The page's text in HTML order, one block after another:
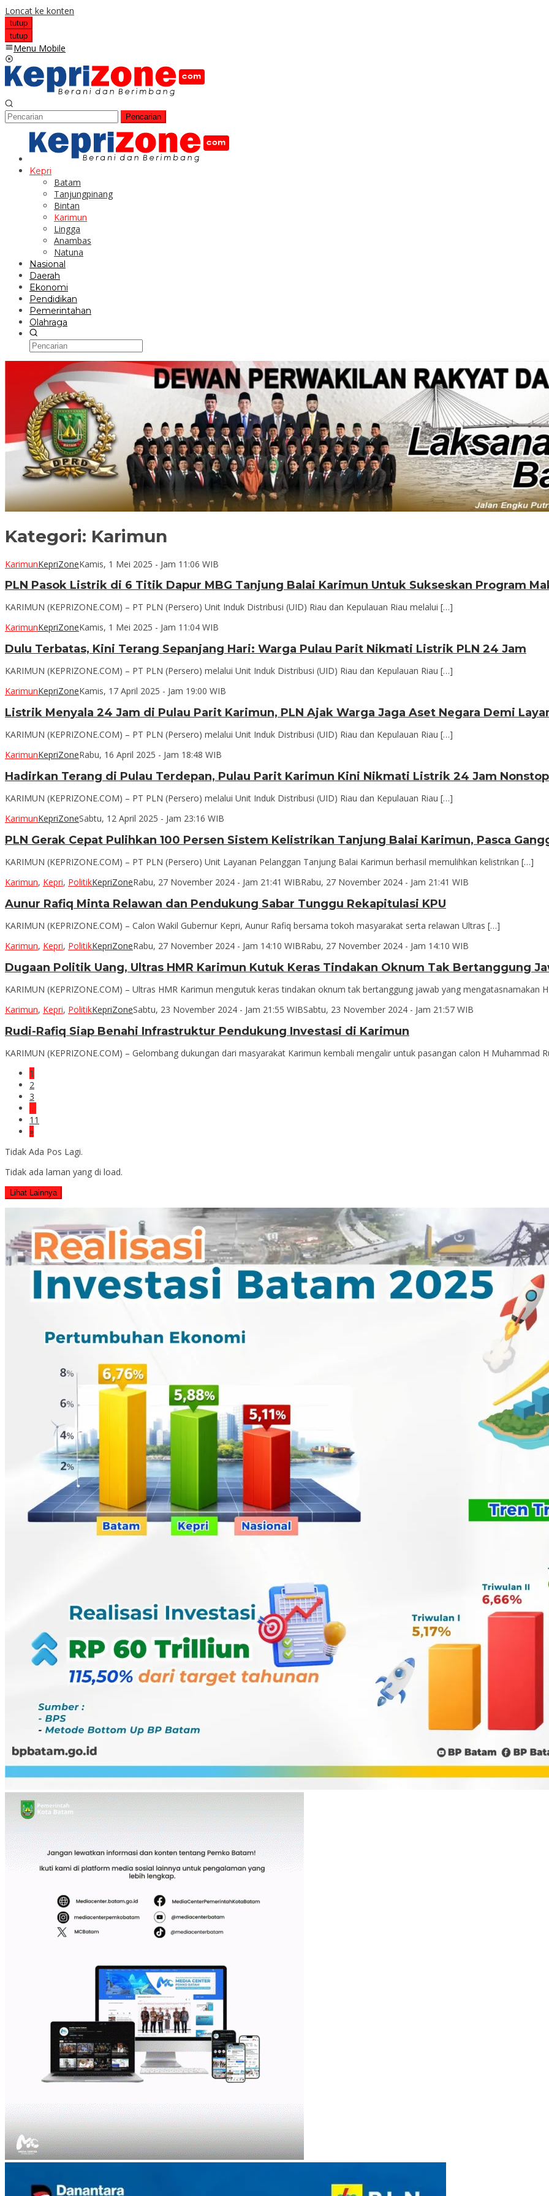
Loncat ke konten
tutup
tutup
Menu Mobile
Pencarian
Kepri
Batam
Tanjungpinang
Bintan
Karimun
Lingga
Anambas
Natuna
Nasional
Daerah
Ekonomi
Pendidikan
Pemerintahan
Olahraga
Kategori: Karimun
KarimunKepriZoneKamis, 1 Mei 2025 - Jam 11:06 WIB
PLN Pasok Listrik di 6 Titik Dapur MBG Tanjung Balai Karimun Untuk Sukseskan Program
KARIMUN (KEPRIZONE.COM) – PT PLN (Persero) Unit Induk Distribusi (UID) Riau dan Kepulauan Riau melalui […]
KarimunKepriZoneKamis, 1 Mei 2025 - Jam 11:04 WIB
Dulu Terbatas, Kini Terang Sepanjang Hari: Warga Pulau Parit Nikmati Listrik PLN 24 Jam
KARIMUN (KEPRIZONE.COM) – PT PLN (Persero) melalui Unit Induk Distribusi (UID) Riau dan Kepulauan Riau […]
KarimunKepriZoneKamis, 17 April 2025 - Jam 19:00 WIB
Listrik Menyala 24 Jam di Pulau Parit Karimun, PLN Ajak Warga Jaga Aset Negara Demi
KARIMUN (KEPRIZONE.COM) – PT PLN (Persero) melalui Unit Induk Distribusi (UID) Riau dan Kepulauan Riau […]
KarimunKepriZoneRabu, 16 April 2025 - Jam 18:48 WIB
Hadirkan Terang di Pulau Terdepan, Pulau Parit Karimun Kini Nikmati Listrik 24 Jam Nonstop
KARIMUN (KEPRIZONE.COM) – PT PLN (Persero) melalui Unit Induk Distribusi (UID) Riau dan Kepulauan Riau […]
KarimunKepriZoneSabtu, 12 April 2025 - Jam 23:16 WIB
PLN Gerak Cepat Pulihkan 100 Persen Sistem Kelistrikan Tanjung Balai Karimun, Pasca
KARIMUN (KEPRIZONE.COM) – PT PLN (Persero) Unit Layanan Pelanggan Tanjung Balai Karimun berhasil memulihkan kelistrikan […]
Karimun, Kepri, PolitikKepriZoneRabu, 27 November 2024 - Jam 21:41 WIBRabu, 27 November 2024 - Jam 21:41 WIB
Aunur Rafiq Minta Relawan dan Pendukung Sabar Tunggu Rekapitulasi KPU
KARIMUN (KEPRIZONE.COM) – Calon Wakil Gubernur Kepri, Aunur Rafiq bersama tokoh masyarakat serta relawan Ultras […]
Karimun, Kepri, PolitikKepriZoneRabu, 27 November 2024 - Jam 14:10 WIBRabu, 27 November 2024 - Jam 14:10 WIB
Dugaan Politik Uang, Ultras HMR Karimun Kutuk Keras Tindakan Oknum Tak Bertanggung
KARIMUN (KEPRIZONE.COM) – Ultras HMR Karimun mengutuk keras tindakan oknum tak bertanggung jawab yang mengatasnamakan
Karimun, Kepri, PolitikKepriZoneSabtu, 23 November 2024 - Jam 21:55 WIBSabtu, 23 November 2024 - Jam 21:57 WIB
Rudi-Rafiq Siap Benahi Infrastruktur Pendukung Investasi di Karimun
KARIMUN (KEPRIZONE.COM) – Gelombang dukungan dari masyarakat Karimun kembali mengalir untuk pasangan calon H Muhammad
1
2
3
…
11
»
Tidak Ada Pos Lagi.
Tidak ada laman yang di load.
Lihat Lainnya